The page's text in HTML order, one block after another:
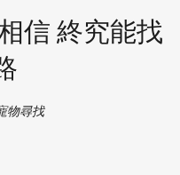
跳到主要內容
信 終究能找
物尋找